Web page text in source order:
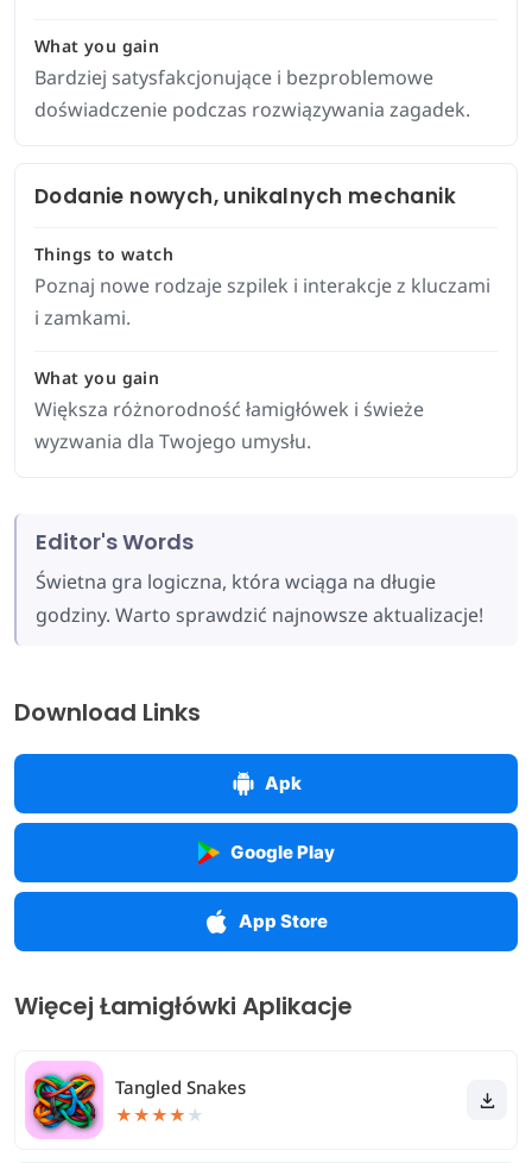
What you gain
Bardziej satysfakcjonujące i bezproblemowe
doświadczenie podczas rozwiązywania zagadek.
Dodanie nowych, unikalnych mechanik
Things to watch
Poznaj nowe rodzaje szpilek i interakcje z kluczami
i zamkami.
What you gain
Większa różnorodność łamigłówek i świeże
wyzwania dla Twojego umysłu.
Editor's Words
Świetna gra logiczna, która wciąga na długie
godziny. Warto sprawdzić najnowsze aktualizacje!
Download Links
Apk
Google Play
App Store
Więcej Łamigłówki Aplikacje
Tangled Snakes
★★★★ ★